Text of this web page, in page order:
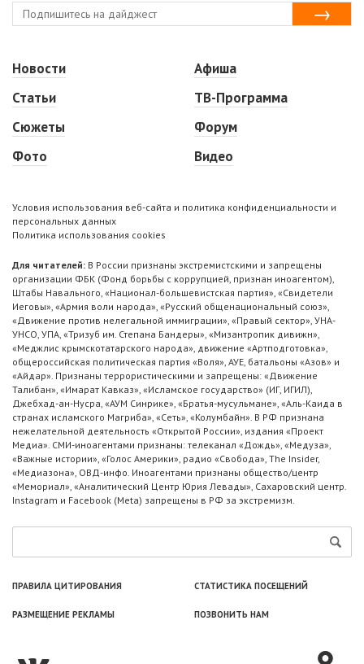
Новости
Статьи
Сюжеты
Фото
Афиша
ТВ-Программа
Форум
Видео
Условия использования веб-сайта и политика конфиденциальности и
персональных данных
Политика использования cookies
Для читателей: В России признаны экстремистскими и запрещены
организации ФБК (Фонд борьбы с коррупцией, признан иноагентом),
Штабы Навального, «Национал-большевистская партия», «Свидетели
Иеговы», «Армия воли народа», «Русский общенациональный союз»,
«Движение против нелегальной иммиграции», «Правый сектор», УНА-
УНСО, УПА, «Тризуб им. Степана Бандеры», «Мизантропик дивижн»,
«Меджлис крымскотатарского народа», движение «Артподготовка»,
общероссийская политическая партия «Воля», АУЕ, батальоны «Азов» и
«Айдар». Признаны террористическими и запрещены: «Движение
Талибан», «Имарат Кавказ», «Исламское государство» (ИГ, ИГИЛ),
Джебхад-ан-Нусра, «АУМ Синрике», «Братья-мусульмане», «Аль-Каида в
странах исламского Магриба», «Сеть», «Колумбайн». В РФ признана
нежелательной деятельность «Открытой России», издания «Проект
Медиа». СМИ-иноагентами признаны: телеканал «Дождь», «Медуза»,
«Важные истории», «Голос Америки», радио «Свобода», The Insider,
«Медиазона», ОВД-инфо. Иноагентами признаны общество/центр
«Мемориал», «Аналитический Центр Юрия Левады», Сахаровский центр.
Instagram и Facebook (Metа) запрещены в РФ за экстремизм.
ПРАВИЛА ЦИТИРОВАНИЯ СТАТИСТИКА ПОСЕЩЕНИЙ
РАЗМЕЩЕНИЕ РЕКЛАМЫ ПОЗВОНИТЬ НАМ